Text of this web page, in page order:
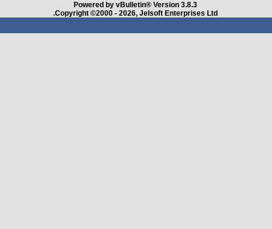
Powered by vBulletin® Version 3.8.3
Copyright ©2000 - 2026, Jelsoft Enterprises Ltd.